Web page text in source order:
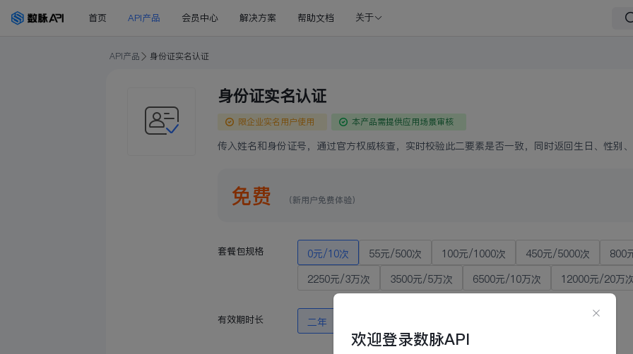
首页 API产品 会员中心 解决方案 帮助文档 关于
API产品 身份证实名认证
身份证实名认证
限企业实名用户使用 本产品需提供应用场景审核
传入姓名和身份证号，通过官方权威核查，实时校验此二要素是否一致，同时返回生日、性别
免费 （新用户免费体验）
套餐包规格 0元/10次 55元/500次 100元/1000次 450元/5000次
800
2250元/3万次
3500元/5万次 6500元/10万次 12000元/20万
有效期时长 二年
欢迎登录数脉API